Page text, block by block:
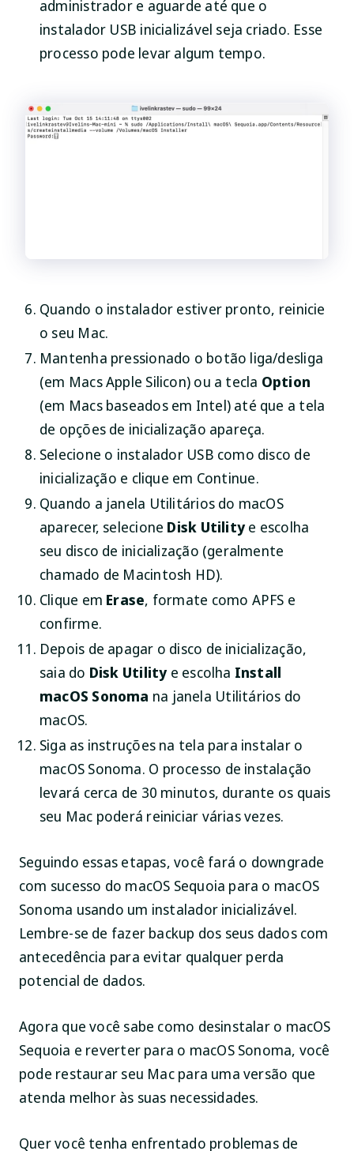
administrador e aguarde até que o
instalador USB inicializável seja criado. Esse
processo pode levar algum tempo.
Quando o instalador estiver pronto, reinicie
o seu Mac.
Mantenha pressionado o botão liga/desliga
(em Macs Apple Silicon) ou a tecla Option
(em Macs baseados em Intel) até que a tela
de opções de inicialização apareça.
Selecione o instalador USB como disco de
inicialização e clique em Continue.
Quando a janela Utilitários do macOS
aparecer, selecione Disk Utilitye escolha
seu disco de inicialização (geralmente
chamado de Macintosh HD).
Clique em Erase, formate como APFS e
confirme.
Depois de apagar o disco de inicialização,
saia do Disk Utilitye escolha Install
macOS Sonoma na janela Utilitários do
macOS.
Siga as instruções na tela para instalar o
macOS Sonoma. O processo de instalação
levará cerca de 30 minutos, durante os quais
seu Mac poderá reiniciar várias vezes.
Seguindo essas etapas, você fará o downgrade
com sucesso do macOS Sequoia para o macOS
Sonoma usando um instalador inicializável.
Lembre-se de fazer backup dos seus dados com
antecedência para evitar qualquer perda
potencial de dados.
Agora que você sabe como desinstalar o macOS
Sequoia e reverter para o macOS Sonoma, você
pode restaurar seu Mac para uma versão que
atenda melhor às suas necessidades.
Quer você tenha enfrentado problemas de